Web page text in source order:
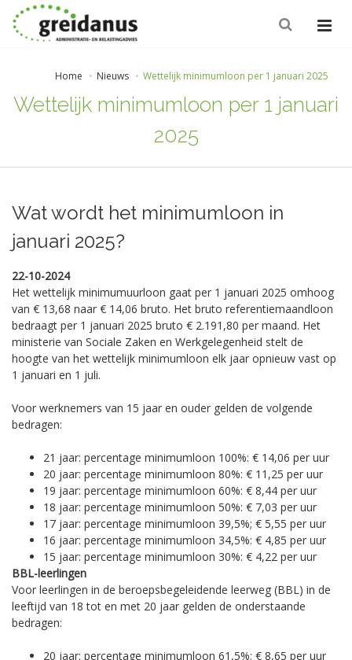
Home Nieuws Wettelijk minimumloon per 1 januari 2025
Wettelijk minimumloon per 1 januari
2025
Wat wordt het minimumloon in
januari 2025?
22-10-2024
Het wettelijk minimumuurloon gaat per 1 januari 2025 omhoog
van € 13,68 naar € 14,06 bruto. Het bruto referentiemaandloon
bedraagt per 1 januari 2025 bruto € 2.191,80 per maand. Het
ministerie van Sociale Zaken en Werkgelegenheid stelt de
hoogte van het wettelijk minimumloon elk jaar opnieuw vast op
1 januari en 1 juli.
Voor werknemers van 15 jaar en ouder gelden de volgende
bedragen:
21 jaar: percentage minimumloon 100%: € 14,06 per uur
20 jaar: percentage minimumloon 80%: € 11,25 per uur
19 jaar: percentage minimumloon 60%: € 8,44 per uur
18 jaar: percentage minimumloon 50%: € 7,03 per uur
17 jaar: percentage minimumloon 39,5%; € 5,55 per uur
16 jaar: percentage minimumloon 34,5%: € 4,85 per uur
15 jaar: percentage minimumloon 30%: € 4,22 per uur
BBL-leerlingen
Voor leerlingen in de beroepsbegeleidende leerweg (BBL) in de
leeftijd van 18 tot en met 20 jaar gelden de onderstaande
bedragen:
20 jaar: percentage minimumloon 61,5%: € 8,65 per uur